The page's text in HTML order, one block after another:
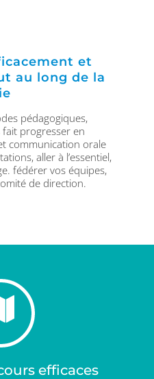
et
au long de la
pédagogiques,
fait progresser en
communication orale
aller à l’essentiel,
fédérer vos équipes,
de direction.
efficaces